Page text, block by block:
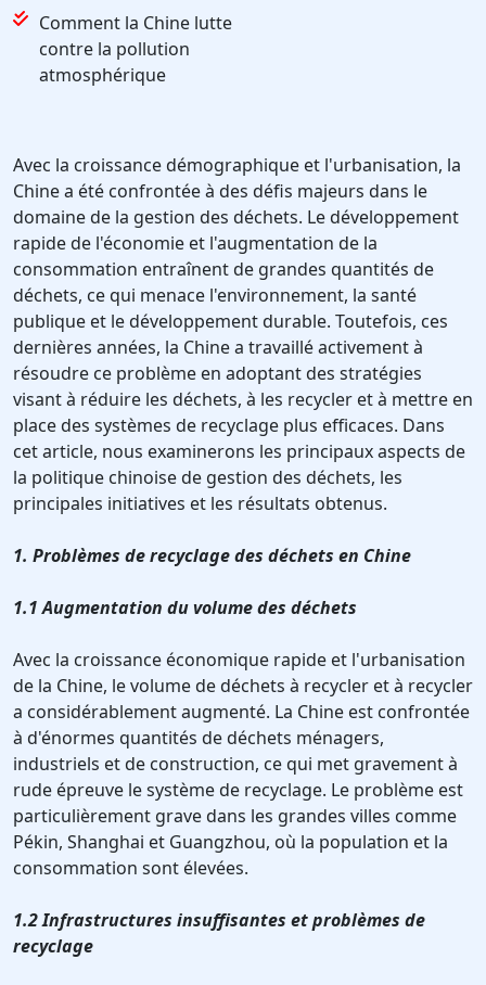
Comment la Chine lutte
contre la pollution
atmosphérique
Avec la croissance démographique et l'urbanisation, la
Chine a été confrontée à des défis majeurs dans le
domaine de la gestion des déchets. Le développement
rapide de l'économie et l'augmentation de la
consommation entraînent de grandes quantités de
déchets, ce qui menace l'environnement, la santé
publique et le développement durable. Toutefois, ces
dernières années, la Chine a travaillé activement à
résoudre ce problème en adoptant des stratégies
visant à réduire les déchets, à les recycler et à mettre en
place des systèmes de recyclage plus efficaces. Dans
cet article, nous examinerons les principaux aspects de
la politique chinoise de gestion des déchets, les
principales initiatives et les résultats obtenus.
1. Problèmes de recyclage des déchets en Chine
1.1 Augmentation du volume des déchets
Avec la croissance économique rapide et l'urbanisation
de la Chine, le volume de déchets à recycler et à recycler
a considérablement augmenté. La Chine est confrontée
à d'énormes quantités de déchets ménagers,
industriels et de construction, ce qui met gravement à
rude épreuve le système de recyclage. Le problème est
particulièrement grave dans les grandes villes comme
Pékin, Shanghai et Guangzhou, où la population et la
consommation sont élevées.
1.2 Infrastructures insuffisantes et problèmes de
recyclage